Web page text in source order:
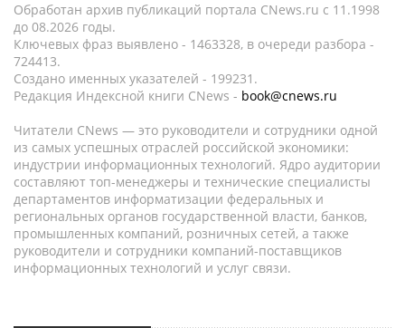
Обработан архив публикаций портала CNews.ru c 11.1998
до 08.2026 годы.
Ключевых фраз выявлено - 1463328, в очереди разбора -
724413.
Создано именных указателей - 199231.
Редакция Индексной книги CNews - book@cnews.ru
Читатели CNews — это руководители и сотрудники одной
из самых успешных отраслей российской экономики:
индустрии информационных технологий. Ядро аудитории
составляют топ-менеджеры и технические специалисты
департаментов информатизации федеральных и
региональных органов государственной власти, банков,
промышленных компаний, розничных сетей, а также
руководители и сотрудники компаний-поставщиков
информационных технологий и услуг связи.